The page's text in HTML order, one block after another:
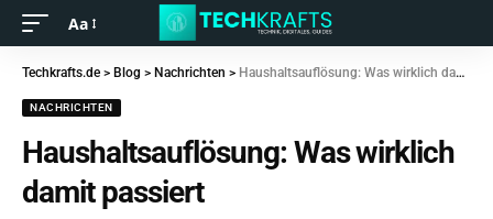
Aa
Techkrafts.de > Blog > Nachrichten > Haushaltsauflösung: Was wirklich damit passiert
NACHRICHTEN
Haushaltsauflösung: Was wirklich
damit passiert